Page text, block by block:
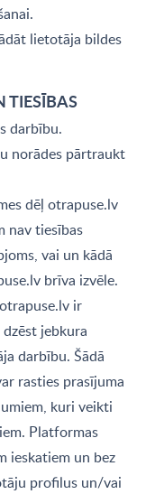
lietotāja bildes
TIESĪBAS
darbību.
norādes pārtraukt
dēļ otrapuse.lv
nav tiesības
vai un kādā
brīva izvēle.
ir
jebkura
darbību. Šādā
rasties prasījuma
kuri veikti
Platformas
ieskatiem un bez
profilus un/vai